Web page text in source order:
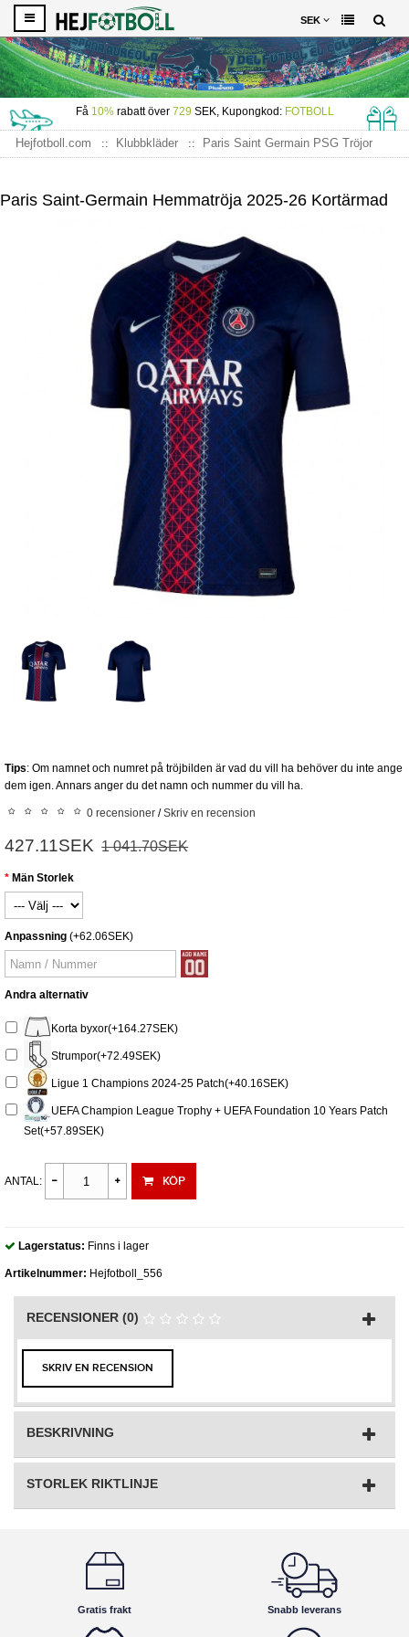
SEK
Få 10%rabatt över 729 SEK, Kupongkod: FOTBOLL
Hejfotboll.com Klubbkläder
Paris Saint Germain PSG Tröjor
Paris Saint-Germain Hemmatröja 2025-26 Kortärmad
Tips: Om namnet och numret på tröjbilden är vad du vill ha behöver du inte ange
dem igen. Annars anger du det namn och nummer du vill ha.
0 recensioner /Skriv en recension
427.11SEK 1 041.70SEK
Män Storlek
Anpassning (+62.06SEK)
Andra alternativ
Korta byxor(+164.27SEK)
Strumpor(+72.49SEK)
Ligue 1 Champions 2024-25 Patch(+40.16SEK)
UEFA Champion League Trophy + UEFA Foundation 10 Years Patch
Set(+57.89SEK)
ANTAL: KÖP
Lagerstatus: Finns i lager
Artikelnummer: Hejfotboll_556
RECENSIONER (0)
SKRIV EN RECENSION
BESKRIVNING
STORLEK RIKTLINJE
Gratis frakt Snabb leverans